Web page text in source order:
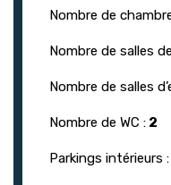
Nombre de
Nombre de salles
Nombre de salles
Nombre de WC : 2
Parkings intérieurs :